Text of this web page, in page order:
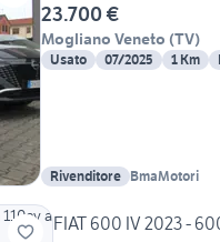
23.700 €
Mogliano Veneto (TV)
Usato 07/2025 1 Km
Rivenditore BmaMotori
FIAT 600 IV 2023 -